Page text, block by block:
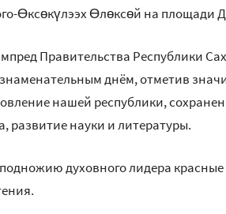
Өксөкүлээх Өлөксөй на площади
Правительства Республики
днём, отметив
нашей республики,
развитие науки и литературы.
духовного лидера